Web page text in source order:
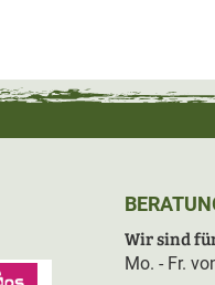
Wir sind
Mo. - Fr.